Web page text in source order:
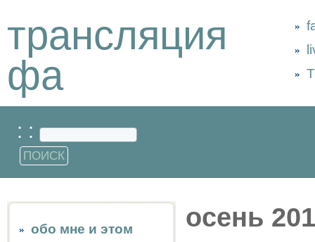
трансляция
фа
: :
обо мне и этом
осень